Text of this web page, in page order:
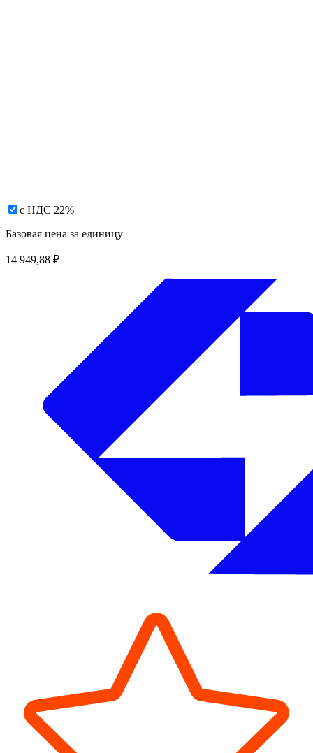
с НДС 22%
Базовая цена за единицу
14 949,88 ₽